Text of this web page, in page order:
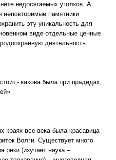
недосягаемых уголков. А
неповторимые памятники
эту уникальность для
виде отдельные ценные
деятельность.
какова была при прадедах,
краях все века была красавица
Волги. Существует много
реки (изучает наука –